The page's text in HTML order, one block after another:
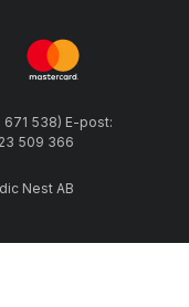
538) E-post:
509 366
Nest AB